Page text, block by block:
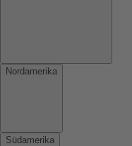
Nordamerika
Südamerika